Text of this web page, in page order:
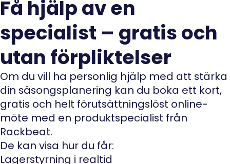
Få hjälp av en
specialist – gratis och
utan förpliktelser
Om du vill ha personlig hjälp med att stärka
din säsongsplanering kan du boka ett kort,
gratis och helt förutsättningslöst online-
möte med en produktspecialist från
Rackbeat.
De kan visa hur du får:
Lagerstyrning i realtid